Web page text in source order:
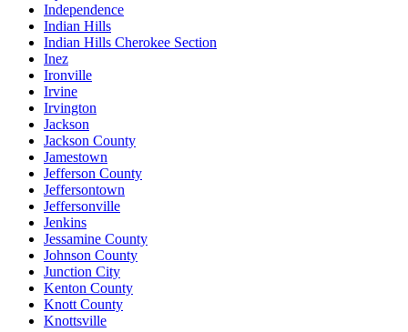
Independence
Indian Hills
Indian Hills Cherokee Section
Inez
Ironville
Irvine
Irvington
Jackson
Jackson County
Jamestown
Jefferson County
Jeffersontown
Jeffersonville
Jenkins
Jessamine County
Johnson County
Junction City
Kenton County
Knott County
Knottsville